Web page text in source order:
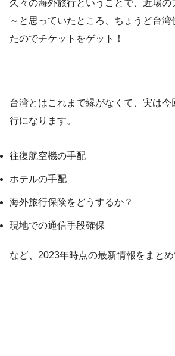
久々の海外旅行ということで、近場の
～と思っていたところ、ちょうど台
たのでチケットをゲット！
台湾とはこれまで縁がなくて、実は今
行になります。
往復航空機の手配
ホテルの手配
海外旅行保険をどうするか？
現地での通信手段確保
など、2023年時点の最新情報をまとめ